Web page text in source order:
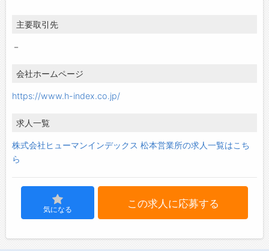
主要取引先
－
会社ホームページ
https://www.h-index.co.jp/
求人一覧
株式会社ヒューマンインデックス 松本営業所の求人一覧はこち
ら
気になる この求人に応募する